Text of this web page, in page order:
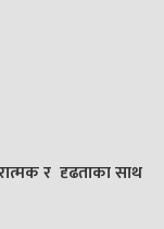
र दृढताका साथ